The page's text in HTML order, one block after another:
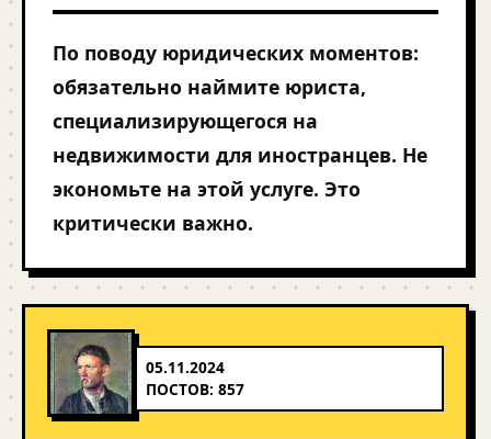
По поводу юридических моментов:
обязательно наймите юриста,
специализирующегося на
недвижимости для иностранцев. Не
экономьте на этой услуге. Это
критически важно.
05.11.2024
ПОСТОВ: 857